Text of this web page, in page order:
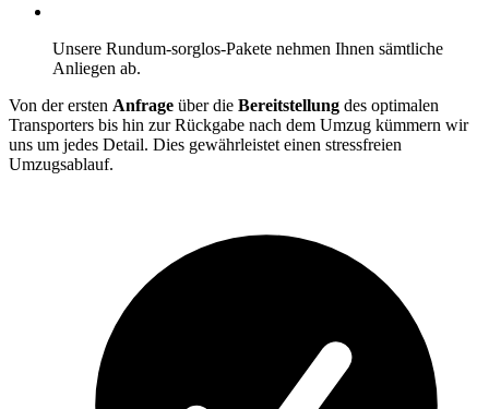
Unsere Rundum-sorglos-Pakete nehmen Ihnen sämtliche
Anliegen ab.
Von der ersten Anfrage über die Bereitstellung des optimalen
Transporters bis hin zur Rückgabe nach dem Umzug kümmern wir
uns um jedes Detail. Dies gewährleistet einen stressfreien
Umzugsablauf.